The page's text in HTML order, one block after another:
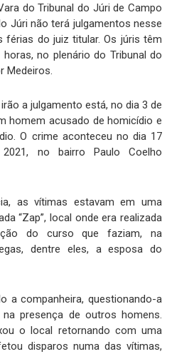
do Tribunal do Júri de Campo
Júri não terá julgamentos nesse
férias do juiz titular. Os júris têm
no plenário do Tribunal do
Medeiros.
a julgamento está, no dia 3 de
homem acusado de homicídio e
O crime aconteceu no dia 17
no bairro Paulo Coelho
as vítimas estavam em uma
“Zap”, local onde era realizada
do curso que faziam, na
dentre eles, a esposa do
a companheira, questionando-a
presença de outros homens.
o local retornando com uma
disparos numa das vítimas,